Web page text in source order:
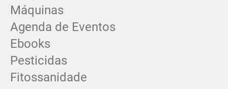
Máquinas
Agenda de Eventos
Ebooks
Pesticidas
Fitossanidade